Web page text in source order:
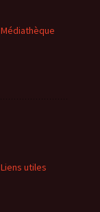
Médiathèque
Liens utiles